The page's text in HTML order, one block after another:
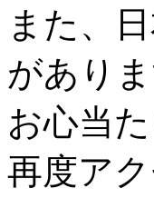
また、
がありま
お心当
再度ア